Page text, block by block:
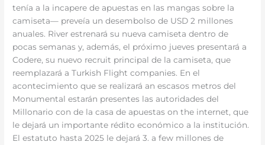
tenía a la incapere de apuestas en las mangas sobre la
camiseta— preveía un desembolso de USD 2 millones
anuales. River estrenará su nueva camiseta dentro de
pocas semanas y, además, el próximo jueves presentará a
Codere, su nuevo recruit principal de la camiseta, que
reemplazará a Turkish Flight companies. En el
acontecimiento que se realizará an escasos metros del
Monumental estarán presentes las autoridades del
Millonario con de la casa de apuestas on the internet, que
le dejará un importante rédito económico a la institución.
El estatuto hasta 2025 le dejará 3. a few millones de